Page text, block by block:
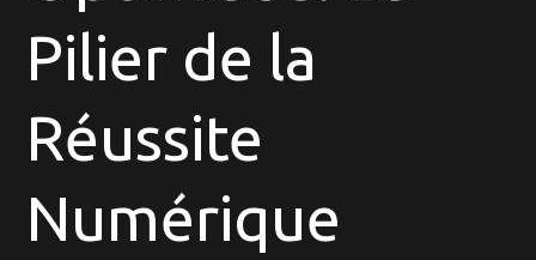
Numérique
Pilier de la
Réussite
Numérique